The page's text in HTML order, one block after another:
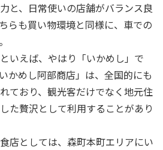
と、日常使いの店舗がバランス良
らも買い物環境と同様に、車での
いえば、やはり「いかめし」で
かめし阿部商店」は、全国的にも
ており、観光客だけでなく地元住
た贅沢として利用することがあり
店としては、森町本町エリアにい